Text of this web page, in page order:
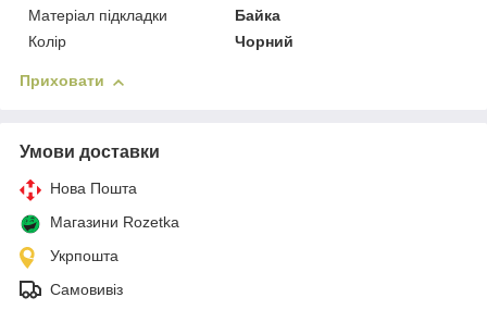
Матеріал підкладки
Байка
Колір
Чорний
Приховати
Умови доставки
Нова Пошта
Магазини Rozetka
Укрпошта
Самовивіз